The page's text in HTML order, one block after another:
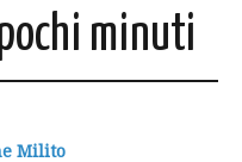
minuti
Milito